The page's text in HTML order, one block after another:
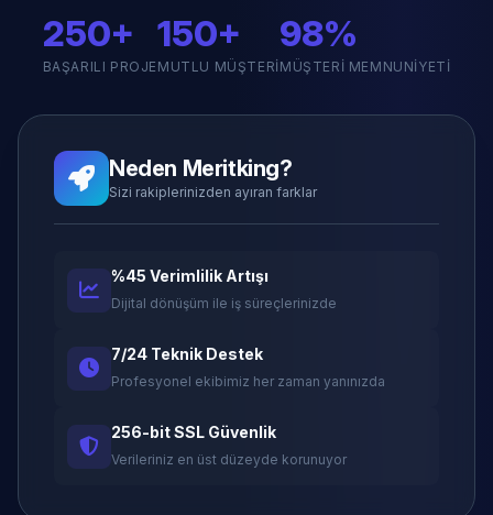
250+
BAŞARILI PROJE
150+
MUTLU MÜŞTERI
98%
MÜŞTERI MEMNUNIYETI
Neden Meritking?
Sizi rakiplerinizden ayıran farklar
%45 Verimlilik Artışı
Dijital dönüşüm ile iş süreçlerinizde
7/24 Teknik Destek
Profesyonel ekibimiz her zaman yanınızda
256-bit SSL Güvenlik
Verileriniz en üst düzeyde korunuyor